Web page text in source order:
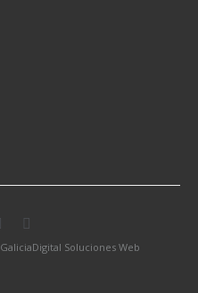
GaliciaDigital Soluciones Web